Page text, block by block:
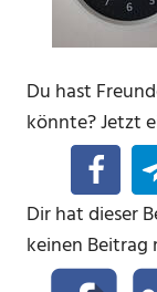
Du hast
könnte? Jetzt
Dir hat dieser
keinen Beitrag